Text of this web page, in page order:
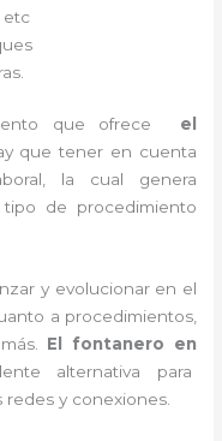
etc
que ofrece el
que tener en cuenta
la cual genera
de procedimiento
y evolucionar en el
a procedimientos,
El fontanero en
alternativa para
y conexiones.